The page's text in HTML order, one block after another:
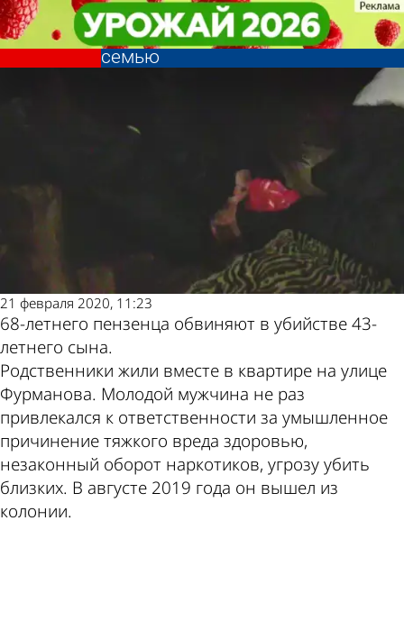
Пензенец признался в убийстве
сына, державшего в страхе
семью
Криминал
21 февраля 2020, 11:23
68-летнего пензенца обвиняют в убийстве 43-
летнего сына.
Родственники жили вместе в квартире на улице
Фурманова. Молодой мужчина не раз
привлекался к ответственности за умышленное
причинение тяжкого вреда здоровью,
незаконный оборот наркотиков, угрозу убить
близких. В августе 2019 года он вышел из
колонии.
Пензенец признался в убийстве
сына, державшего в страхе
семью
Криминал
Другие новости
Погода и курсы